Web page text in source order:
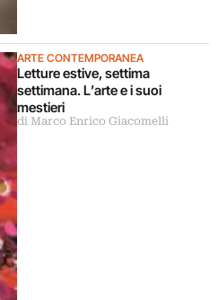
ARTE CONTEMPORANEA
Letture estive, settima
settimana. L’arte e i suoi
mestieri
di Marco Enrico Giacomelli